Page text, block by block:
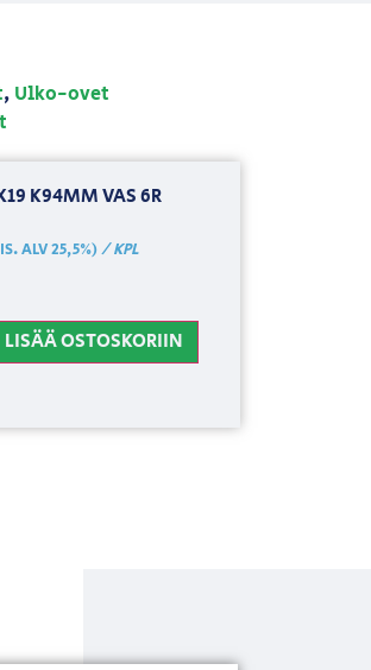
, Ulko-ovet
K94MM VAS 6R
ALV 25,5%)/ KPL
LISÄÄ OSTOSKORIIN